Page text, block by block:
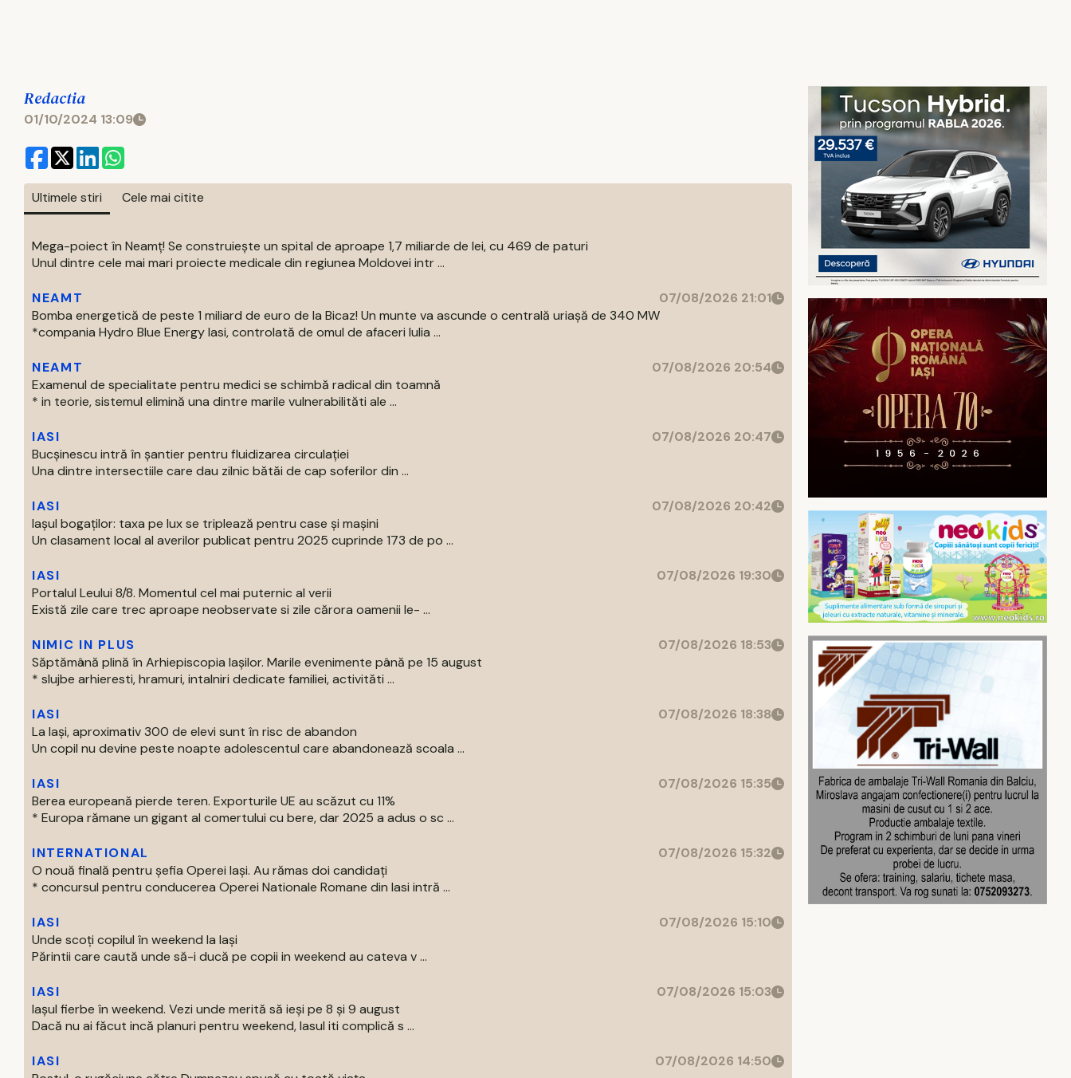
Redactia
01/10/2024 13:09
Ultimele stiri Cele mai citite
Mega-poiect în Neamț! Se construiește un spital de aproape 1,7 miliarde de lei, cu 469 de paturi
Unul dintre cele mai mari proiecte medicale din regiunea Moldovei intr ...
NEAMT
07/08/2026 21:01
Bomba energetică de peste 1 miliard de euro de la Bicaz! Un munte va ascunde o centrală uriașă de 340 MW
*compania Hydro Blue Energy Iasi, controlată de omul de afaceri Iulia ...
NEAMT
07/08/2026 20:54
Examenul de specialitate pentru medici se schimbă radical din toamnă
* in teorie, sistemul elimină una dintre marile vulnerabilităti ale ...
IASI
07/08/2026 20:47
Bucșinescu intră în șantier pentru fluidizarea circulației
Una dintre intersectiile care dau zilnic bătăi de cap soferilor din ...
IASI
07/08/2026 20:42
Iașul bogaților: taxa pe lux se triplează pentru case și mașini
Un clasament local al averilor publicat pentru 2025 cuprinde 173 de po ...
IASI
07/08/2026 19:30
Portalul Leului 8/8. Momentul cel mai puternic al verii
Există zile care trec aproape neobservate si zile cărora oamenii le- ...
NIMIC IN PLUS
07/08/2026 18:53
Săptămână plină în Arhiepiscopia Iașilor. Marile evenimente până pe 15 august
* slujbe arhieresti, hramuri, intalniri dedicate familiei, activităti ...
IASI
07/08/2026 18:38
La Iași, aproximativ 300 de elevi sunt în risc de abandon
Un copil nu devine peste noapte adolescentul care abandonează scoala ...
IASI
07/08/2026 15:35
Berea europeană pierde teren. Exporturile UE au scăzut cu 11%
* Europa rămane un gigant al comertului cu bere, dar 2025 a adus o sc ...
INTERNATIONAL
07/08/2026 15:32
O nouă finală pentru șefia Operei Iași. Au rămas doi candidați
* concursul pentru conducerea Operei Nationale Romane din Iasi intră ...
IASI
07/08/2026 15:10
Unde scoți copilul în weekend la Iași
Părintii care caută unde să-i ducă pe copii in weekend au cateva v ...
IASI
07/08/2026 15:03
Iașul fierbe în weekend. Vezi unde merită să ieși pe 8 și 9 august
Dacă nu ai făcut incă planuri pentru weekend, Iasul iti complică s ...
IASI
07/08/2026 14:50